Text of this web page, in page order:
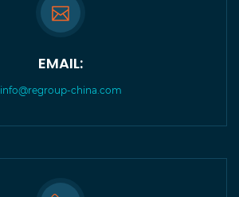
EMAIL:
info@regroup-china.com